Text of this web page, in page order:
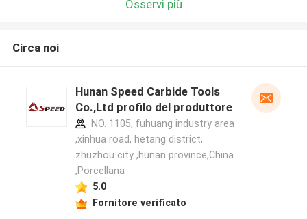
Osservi più
Circa noi
Hunan Speed Carbide Tools
Co.,Ltd profilo del produttore
NO. 1105, fuhuang industry area
,xinhua road, hetang district,
zhuzhou city ,hunan province,China
,Porcellana
5.0
Fornitore verificato